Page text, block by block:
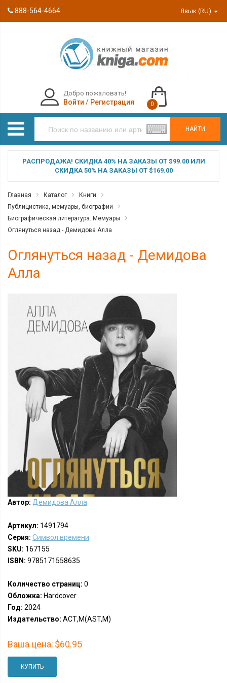
888-564-4664 Язык (RU)
НАЙТИ
Добро пожаловать!
Войти / Регистрация 0
РАСПРОДАЖА! СКИДКА 40% НА ЗАКАЗЫ ОТ $99.00 ИЛИ
СКИДКА 50% НА ЗАКАЗЫ ОТ $169.00
Главная Каталог
Книги
Публицистика, мемуары, биографии
Биографическая литература. Мемуары
Оглянуться назад - Демидова Алла
Оглянуться назад - Демидова
Алла
Автор: Демидова Алла
Артикул: 1491794
Серия: Символ времени
SKU: 167155
ISBN: 9785171558635
Количество страниц: 0
Обложка: Hardcover
Год: 2024
Издательство: АСТ,М(AST,M)
Ваша цена: $60.95
КУПИТЬ